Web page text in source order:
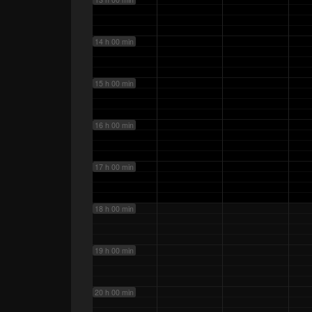
14 h 00 min
15 h 00 min
16 h 00 min
17 h 00 min
18 h 00 min
19 h 00 min
20 h 00 min